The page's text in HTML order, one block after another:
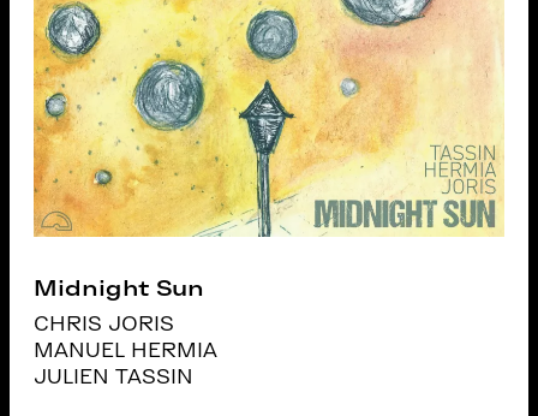
Midnight Sun
CHRIS JORIS
MANUEL HERMIA
JULIEN TASSIN